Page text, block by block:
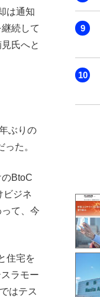
は通知
続して
氏へと
ぶりの
た。
BtoC
ビジネ
て、今
住宅を
ラモー
はテス